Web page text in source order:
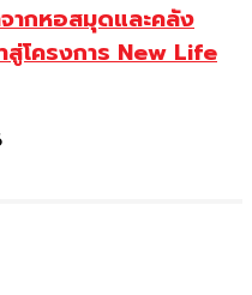
ากหอสมุดและคลัง
โครงการ New Life